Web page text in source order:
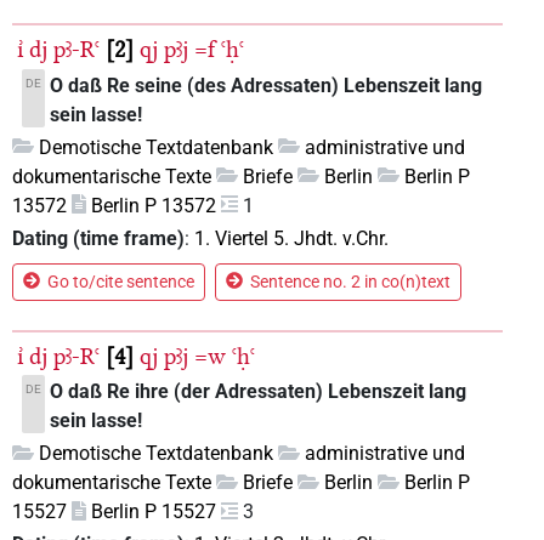
ı͗ dj pꜣ-Rꜥ 2 qj pꜣj =f ꜥḥꜥ
DE
O daß Re seine (des Adressaten) Lebenszeit lang
sein lasse!
Demotische Textdatenbank
administrative und
dokumentarische Texte
Briefe Berlin
Berlin P
13572
Berlin P 13572
1
Dating (time frame): 1. Viertel 5. Jhdt. v.Chr.
Go to/cite sentence Sentence no. 2 in co(n)text
ı͗ dj pꜣ-Rꜥ 4 qj pꜣj =w ꜥḥꜥ
DE O daß Re ihre (der Adressaten) Lebenszeit lang
sein lasse!
Demotische Textdatenbank
administrative und
dokumentarische Texte
Briefe Berlin
Berlin P
15527
Berlin P 15527
3